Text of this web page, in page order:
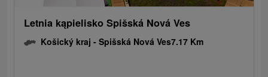
Letnia kąpielisko Spišská Nová Ves
Košický kraj -Spišská Nová Ves7.17 Km